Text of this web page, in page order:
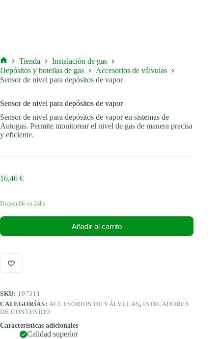
Inicio
Tienda
Instalación de gas
Depósitos y botellas de gas
Accesorios de válvulas
Sensor de nivel para depósitos de vapor
Sensor de nivel para depósitos de vapor
Sensor de nivel para depósitos de vapor en sistemas de
Autogas. Permite monitorear el nivel de gas de manera precisa
y eficiente.
16,46 €
Disponible en 24hs
Añadir al carrito
SKU: 107311
CATEGORÍAS: ACCESORIOS DE VÁLVULAS,INDICADORES
DE CONTENIDO
Características adicionales
Calidad superior